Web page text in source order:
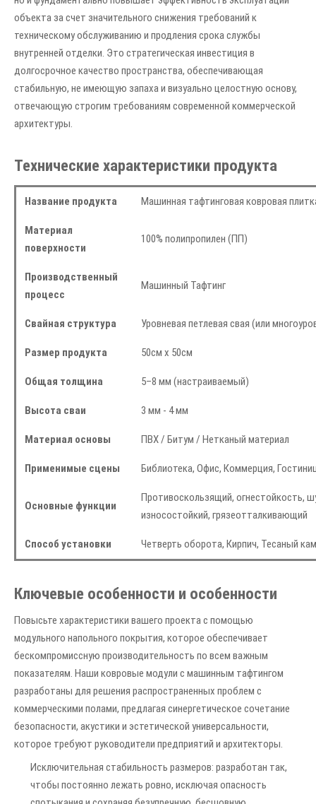
объекта за счет значительного снижения требований к
техническому обслуживанию и продления срока службы
внутренней отделки. Это стратегическая инвестиция в
долгосрочное качество пространства, обеспечивающая
стабильную, не имеющую запаха и визуально целостную основу,
отвечающую строгим требованиям современной коммерческой
архитектуры.
Технические характеристики продукта
Название продукта Машинная тафтинговая ковровая
Материал
поверхности
100% полипропилен (ПП)
Производственный
процесс
Машинный Тафтинг
Свайная структура Уровневая петлевая свая (или
Размер продукта 50см х 50см
Общая толщина 5–8 мм (настраиваемый)
Высота сваи 3 мм - 4 мм
Материал основы ПВХ / Битум / Нетканый материал
Применимые сцены Библиотека, Офис, Коммерция,
Основные функции
Противоскользящий, огнестойкость,
износостойкий, грязеотталкивающий
Способ установки Четверть оборота, Кирпич, Тесаный
Ключевые особенности и особенности
Повысьте характеристики вашего проекта с помощью
модульного напольного покрытия, которое обеспечивает
бескомпромиссную производительность по всем важным
показателям. Наши ковровые модули с машинным тафтингом
разработаны для решения распространенных проблем с
коммерческими полами, предлагая синергетическое сочетание
безопасности, акустики и эстетической универсальности,
которое требуют руководители предприятий и архитекторы.
Исключительная стабильность размеров: разработан так,
чтобы постоянно лежать ровно, исключая опасность